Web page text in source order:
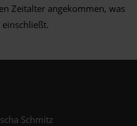
Zeitalter angekommen, was
Schmitz